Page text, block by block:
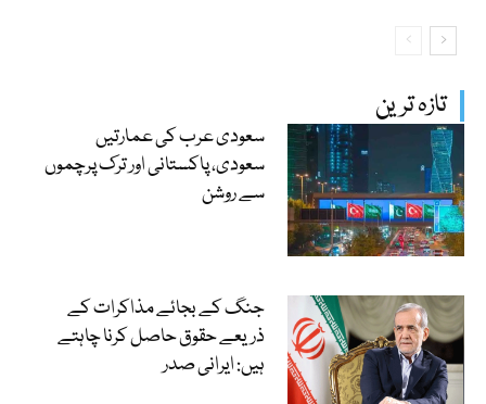
تازہ ترین
سعودی عرب کی عمارتیں
سعودی، پاکستانی اور ترک پرچموں
سے روشن
جنگ کے بجائے مذاکرات کے
ذریعے حقوق حاصل کرنا چاہتے
ہیں: ایرانی صدر